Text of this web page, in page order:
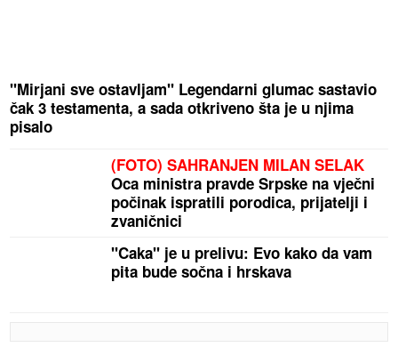
"Mirjani sve ostavljam" Legendarni glumac sastavio
čak 3 testamenta, a sada otkriveno šta je u njima
pisalo
(FOTO) SAHRANJEN MILAN SELAK
Oca ministra pravde Srpske na vječni
počinak ispratili porodica, prijatelji i
zvaničnici
"Caka" je u prelivu: Evo kako da vam
pita bude sočna i hrskava